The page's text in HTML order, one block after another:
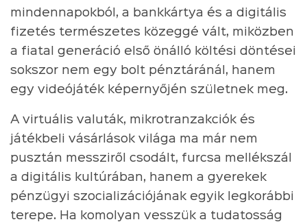
mindennapokból, a bankkártya és a digitális
fizetés természetes közeggé vált, miközben
a fiatal generáció első önálló költési döntései
sokszor nem egy bolt pénztáránál, hanem
egy videójáték képernyőjén születnek meg.
A virtuális valuták, mikrotranzakciók és
játékbeli vásárlások világa ma már nem
pusztán messziről csodált, furcsa mellékszál
a digitális kultúrában, hanem a gyerekek
pénzügyi szocializációjának egyik legkorábbi
terepe. Ha komolyan vesszük a tudatosság